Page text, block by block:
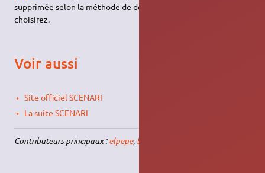
supprimée selon la méthode de désinstallation que vous
choisirez.
Voir aussi
Site officiel SCENARI
La suite SCENARI
Contributeurs principaux :elpepe, Biospip